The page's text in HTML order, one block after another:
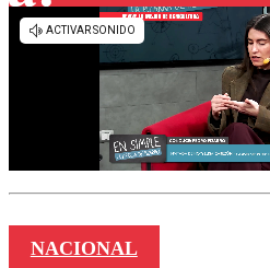
NACIONAL